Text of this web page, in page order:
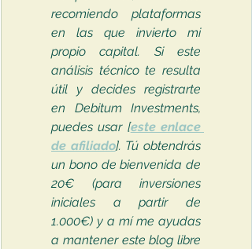
recomiendo plataformas
en las que invierto mi
propio capital. Si este
análisis técnico te resulta
útil y decides registrarte
en Debitum Investments,
puedes usar [este enlace
de afiliado]. Tú obtendrás
un bono de bienvenida de
20€ (para inversiones
iniciales a partir de
1.000€) y a mí me ayudas
a mantener este blog libre